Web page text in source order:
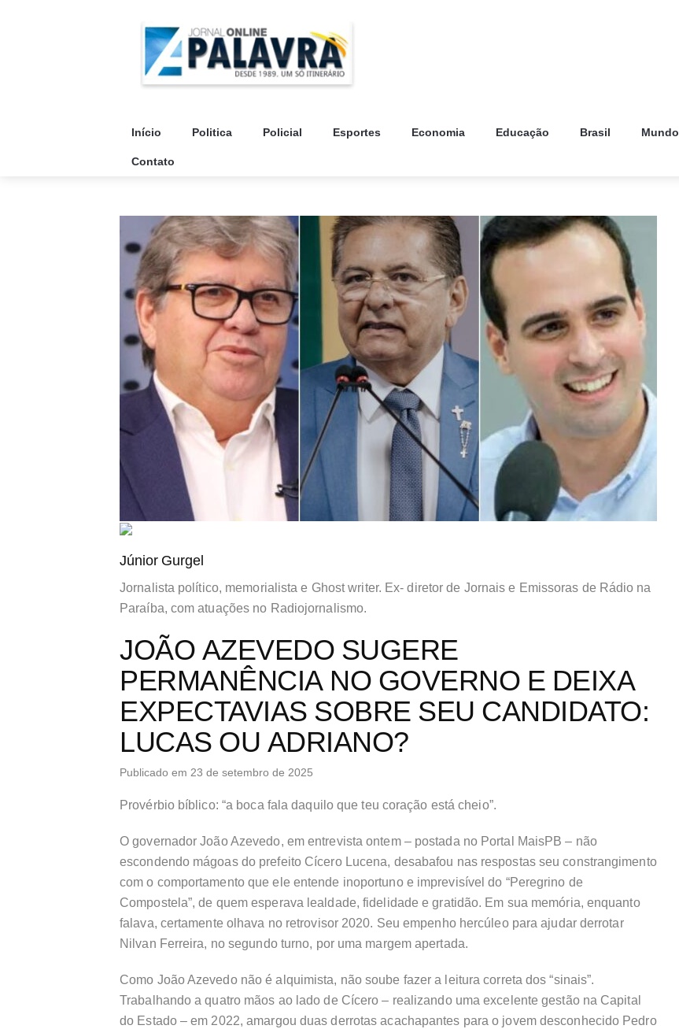
Início Politica Policial Esportes Economia Educação Brasil Mundo
Contato
Júnior Gurgel
Jornalista político, memorialista e Ghost writer. Ex- diretor de Jornais e Emissoras de Rádio na
Paraíba, com atuações no Radiojornalismo.
JOÃO AZEVEDO SUGERE
PERMANÊNCIA NO GOVERNO E DEIXA
EXPECTAVIAS SOBRE SEU CANDIDATO:
LUCAS OU ADRIANO?
Publicado em 23 de setembro de 2025
Provérbio bíblico: “a boca fala daquilo que teu coração está cheio”.
O governador João Azevedo, em entrevista ontem – postada no Portal MaisPB – não
escondendo mágoas do prefeito Cícero Lucena, desabafou nas respostas seu constrangimento
com o comportamento que ele entende inoportuno e imprevisível do “Peregrino de
Compostela”, de quem esperava lealdade, fidelidade e gratidão. Em sua memória, enquanto
falava, certamente olhava no retrovisor 2020. Seu empenho hercúleo para ajudar derrotar
Nilvan Ferreira, no segundo turno, por uma margem apertada.
Como João Azevedo não é alquimista, não soube fazer a leitura correta dos “sinais”.
Trabalhando a quatro mãos ao lado de Cícero – realizando uma excelente gestão na Capital
do Estado – em 2022, amargou duas derrotas acachapantes para o jovem desconhecido Pedro